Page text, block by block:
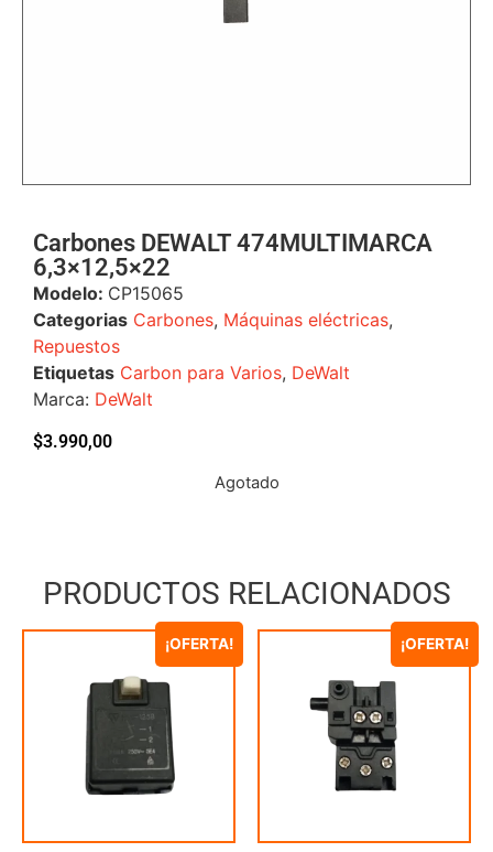
Carbones DEWALT 474MULTIMARCA
6,3×12,5×22
Modelo: CP15065
Categorias Carbones, Máquinas eléctricas,
Repuestos
Etiquetas Carbon para Varios, DeWalt
Marca: DeWalt
$3.990,00
Agotado
PRODUCTOS RELACIONADOS
¡OFERTA! ¡OFERTA!